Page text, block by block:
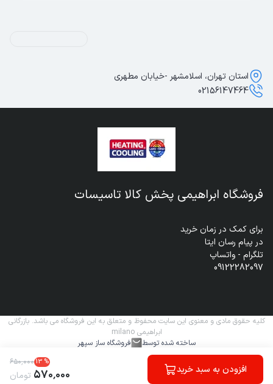
افزودن به سبد خرید
۶۵۰٬۰۰۰13 %
۵۷۰٬۰۰۰ تومان
فروشگاه ابراهیمی پخش کالا تاسیسات
09122282097
استان تهران، اسلامشهر -خیابان مطهری
02156147464
کلیه حقوق مادی و معنوی این سایت محفوظ و متعلق به این فروشگاه می باشد. بازرگانی
ابراهیمی milano
ساخته شده توسط
فروشگاه ساز سپهر